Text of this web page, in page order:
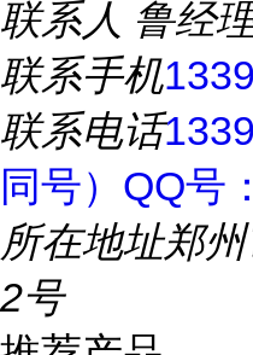
联系人 鲁经
联系手机
联系电话
同号）QQ号
所在地址郑
2号